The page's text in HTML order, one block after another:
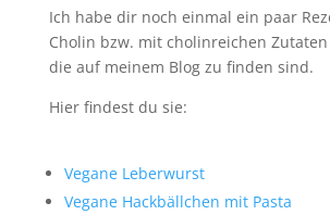
Ich habe dir noch einmal ein paar
Cholin bzw. mit cholinreichen
die auf meinem Blog zu finden sind.
Hier findest du sie:
Vegane Leberwurst
Vegane Hackbällchen mit Pasta